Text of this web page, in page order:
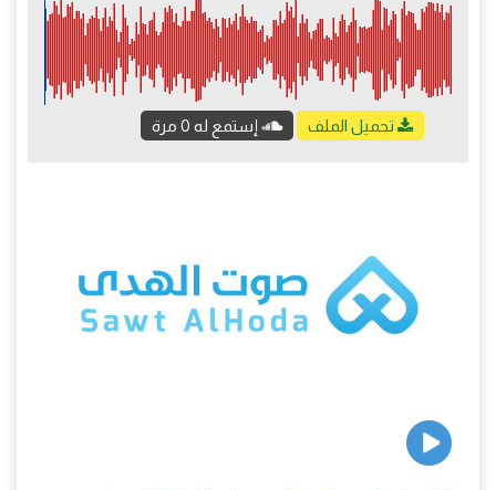
تحميل الملف إستمع له 0 مرة